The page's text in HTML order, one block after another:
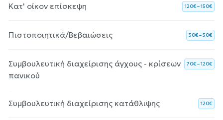
Κατ' οίκον επίσκεψη 120€ – 150€
Πιστοποιητικά/Βεβαιώσεις 30€ – 50€
Συμβουλευτική διαχείρισης άγχους - κρίσεων
πανικού
70€ – 120€
Συμβουλευτική διαχείρισης κατάθλιψης 120€